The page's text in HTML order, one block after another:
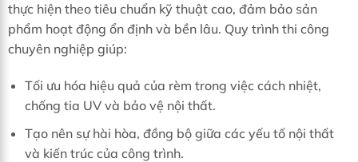
thực hiện theo tiêu chuẩn kỹ thuật cao, đảm bảo sản
phẩm hoạt động ổn định và bền lâu. Quy trình thi công
chuyên nghiệp giúp:
Tối ưu hóa hiệu quả của rèm trong việc cách nhiệt,
chống tia UV và bảo vệ nội thất.
Tạo nên sự hài hòa, đồng bộ giữa các yếu tố nội thất
và kiến trúc của công trình.